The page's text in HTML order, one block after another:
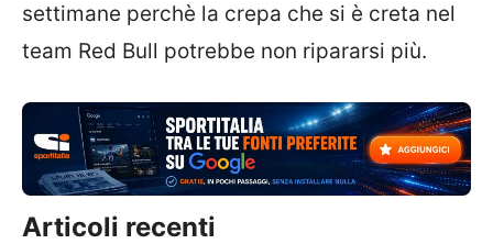
settimane perchè la crepa che si è creta nel
team Red Bull potrebbe non ripararsi più.
Articoli recenti